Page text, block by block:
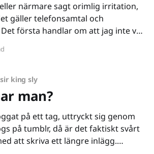
närmare sagt orimlig irritation,
gäller telefonsamtal och
första handlar om att jag inte vet
personnummer i Sverige och
king sly
man?
på ett tag, uttryckt sig genom
på tumblr, då är det faktiskt svårt
att skriva ett längre inlägg.